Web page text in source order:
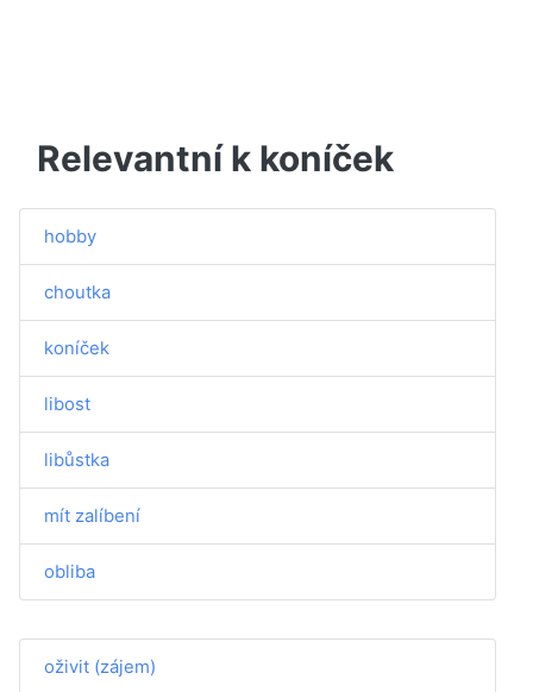
Relevantní k koníček
hobby
choutka
koníček
libost
libůstka
mít zalíbení
obliba
oživit (zájem)